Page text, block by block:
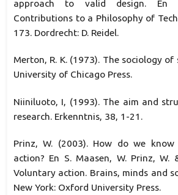
approach to valid design. En
Contributions to a Philosophy of
173. Dordrecht: D. Reidel.
Merton, R. K. (1973). The sociology of
University of Chicago Press.
Niiniluoto, I, (1993). The aim and
research. Erkenntnis, 38, 1-21.
Prinz, W. (2003). How do we
action? En S. Maasen, W. Prinz, W.
Voluntary action. Brains, minds and
New York: Oxford University Press.